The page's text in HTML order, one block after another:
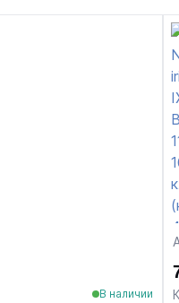
В наличии